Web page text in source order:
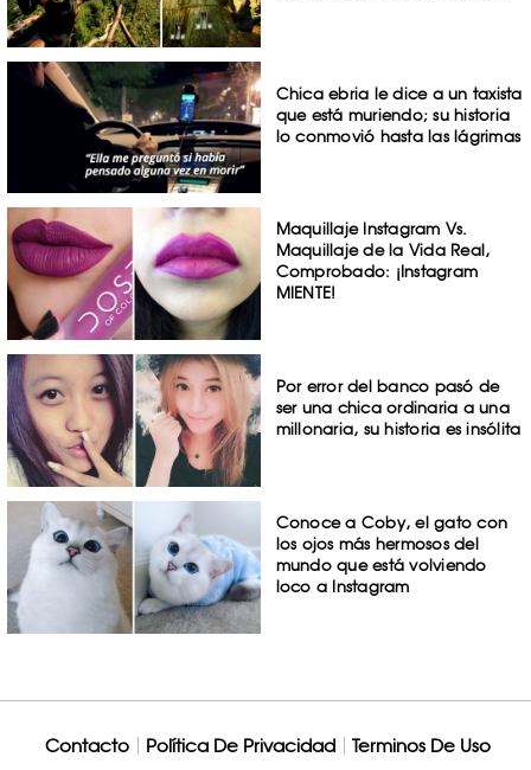
Chica ebria le dice a un taxista
que está muriendo; su historia
lo conmovió hasta las lágrimas
Maquillaje Instagram Vs.
Maquillaje de la Vida Real,
Comprobado: ¡Instagram
MIENTE!
Por error del banco pasó de
ser una chica ordinaria a una
millonaria, su historia es insólita
Conoce a Coby, el gato con
los ojos más hermosos del
mundo que está volviendo
loco a Instagram
Contacto Política De Privacidad Terminos De Uso